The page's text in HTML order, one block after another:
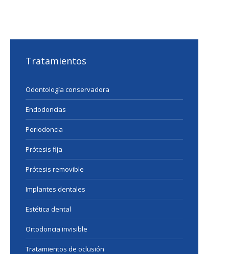
Tratamientos
Odontología conservadora
Endodoncias
Periodoncia
Prótesis fija
Prótesis removible
Implantes dentales
Estética dental
Ortodoncia invisible
Tratamientos de oclusión